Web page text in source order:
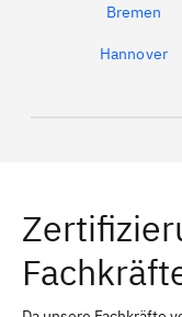
Bremen
Hannover
Erlangen
Bayreuth